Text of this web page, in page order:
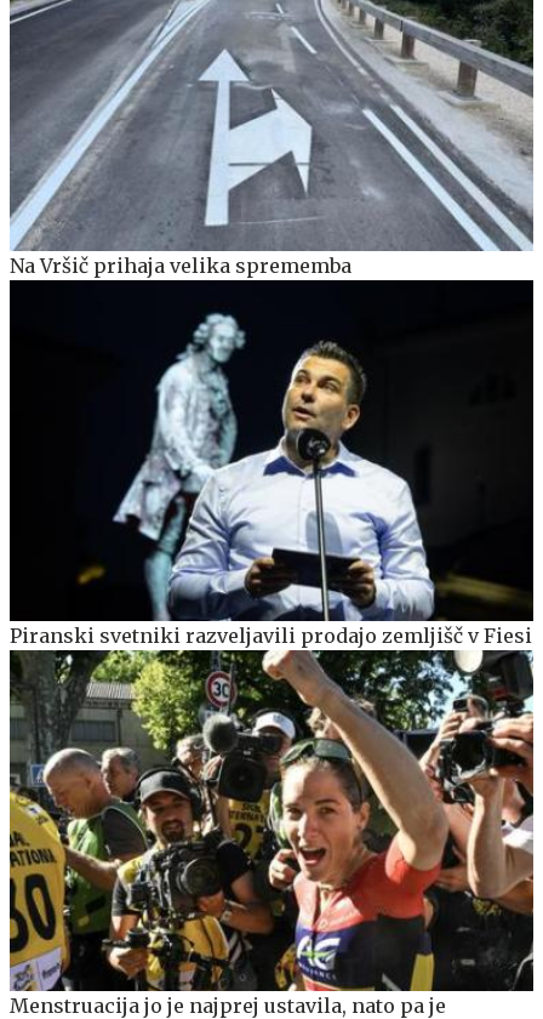
Na Vršič prihaja velika sprememba
Piranski svetniki razveljavili prodajo zemljišč v Fiesi
Menstruacija jo je najprej ustavila, nato pa je